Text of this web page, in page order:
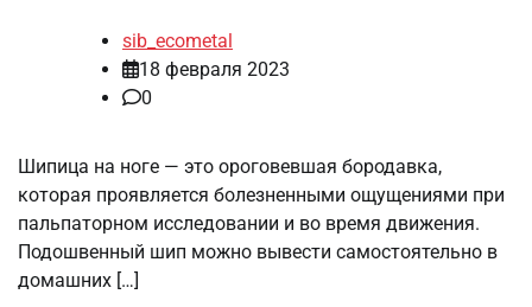
sib_ecometal
18 февраля 2023
0
Шипица на ноге — это ороговевшая бородавка,
которая проявляется болезненными ощущениями при
пальпаторном исследовании и во время движения.
Подошвенный шип можно вывести самостоятельно в
домашних […]